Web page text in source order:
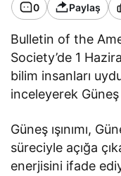
0 Paylaş
Bulletin of the
Society’de 1
bilim insanları
inceleyerek Güneş
Güneş ışınımı,
süreciyle açığa
enerjisini ifade